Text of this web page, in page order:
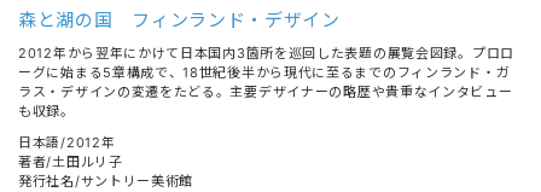
森と湖の国 フィンランド・デザイン
2012年から翌年にかけて日本国内3箇所を巡回した表題の展覧会図録。プロロ
ーグに始まる5章構成で、18世紀後半から現代に至るまでのフィンランド・ガ
ラス・デザインの変遷をたどる。主要デザイナーの略歴や貴重なインタビュー
も収録。
日本語/2012年
著者/土田ルリ子
発行社名/サントリー美術館